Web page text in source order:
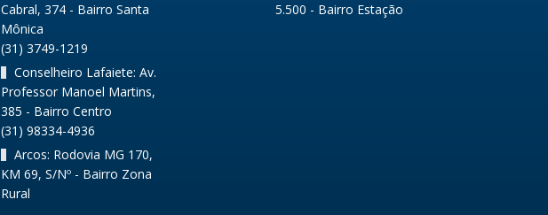
Cabral, 374 - Bairro Santa
Mônica
(31) 3749-1219
Conselheiro Lafaiete: Av.
Professor Manoel Martins,
385 - Bairro Centro
(31) 98334-4936
Arcos: Rodovia MG 170,
KM 69, S/Nº - Bairro Zona
Rural
5.500 - Bairro Estação